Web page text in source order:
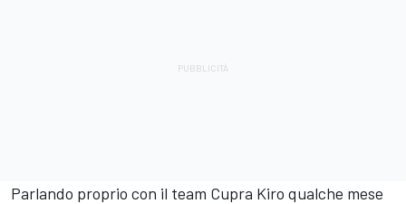
Parlando proprio con il team Cupra Kiro qualche mese